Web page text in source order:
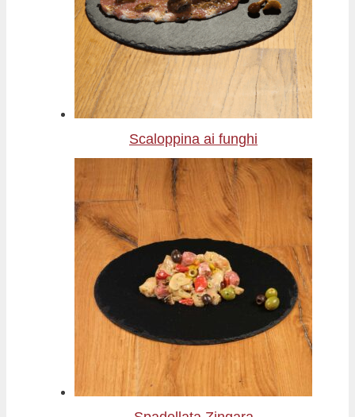
Scaloppina ai funghi